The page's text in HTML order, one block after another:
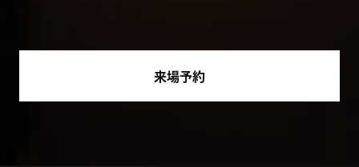
来場予約